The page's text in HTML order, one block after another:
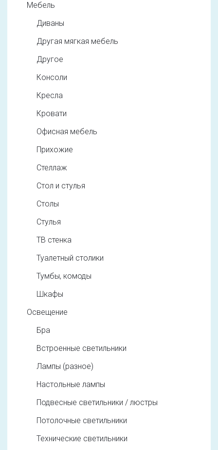
Мебель
Диваны
Другая мягкая мебель
Другое
Консоли
Кресла
Кровати
Офисная мебель
Прихожие
Стеллаж
Стол и стулья
Столы
Стулья
ТВ стенка
Туалетный столики
Тумбы, комоды
Шкафы
Освещение
Бра
Встроенные светильники
Лампы (разное)
Настольные лампы
Подвесные светильники / люстры
Потолочные светильники
Технические светильники